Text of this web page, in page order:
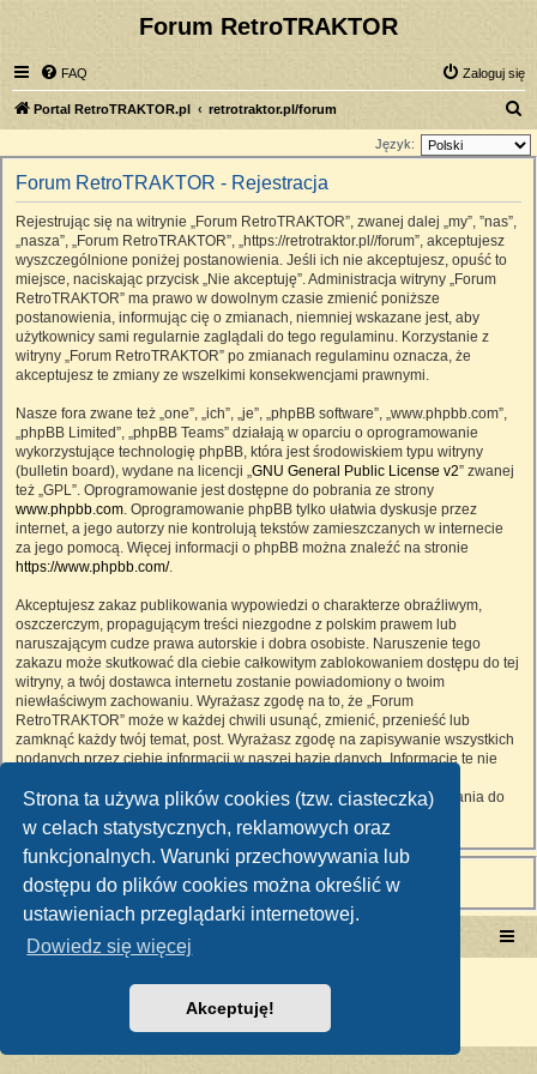
Strona ta używa plików cookies (tzw. ciasteczka)
w celach statystycznych, reklamowych oraz
funkcjonalnych. Warunki przechowywania lub
dostępu do plików cookies można określić w
ustawieniach przeglądarki internetowej.
Dowiedz się więcej
Akceptuję!
Forum RetroTRAKTOR
FAQ Zaloguj się
Portal RetroTRAKTOR.pl retrotraktor.pl/forum
z
Język:
Forum RetroTRAKTOR - Rejestracja
Rejestrując się na witrynie „Forum RetroTRAKTOR”, zwanej dalej „my”, ”nas”,
„nasza”, „Forum RetroTRAKTOR”, „https://retrotraktor.pl//forum”, akceptujesz
wyszczególnione poniżej postanowienia. Jeśli ich nie akceptujesz, opuść to
miejsce, naciskając przycisk „Nie akceptuję”. Administracja witryny „Forum
RetroTRAKTOR” ma prawo w dowolnym czasie zmienić poniższe
postanowienia, informując cię o zmianach, niemniej wskazane jest, aby
użytkownicy sami regularnie zaglądali do tego regulaminu. Korzystanie z
witryny „Forum RetroTRAKTOR” po zmianach regulaminu oznacza, że
akceptujesz te zmiany ze wszelkimi konsekwencjami prawnymi.
Nasze fora zwane też „one”, „ich”, „je”, „phpBB software”, „www.phpbb.com”,
„phpBB Limited”, „phpBB Teams” działają w oparciu o oprogramowanie
wykorzystujące technologię phpBB, która jest środowiskiem typu witryny
(bulletin board), wydane na licencji „GNU General Public License v2” zwanej
też „GPL”. Oprogramowanie jest dostępne do pobrania ze strony
www.phpbb.com. Oprogramowanie phpBB tylko ułatwia dyskusje przez
internet, a jego autorzy nie kontrolują tekstów zamieszczanych w internecie
za jego pomocą. Więcej informacji o phpBB można znaleźć na stronie
https://www.phpbb.com/.
Akceptujesz zakaz publikowania wypowiedzi o charakterze obraźliwym,
oszczerczym, propagującym treści niezgodne z polskim prawem lub
naruszającym cudze prawa autorskie i dobra osobiste. Naruszenie tego
zakazu może skutkować dla ciebie całkowitym zablokowaniem dostępu do tej
witryny, a twój dostawca internetu zostanie powiadomiony o twoim
niewłaściwym zachowaniu. Wyrażasz zgodę na to, że „Forum
RetroTRAKTOR” może w każdej chwili usunąć, zmienić, przenieść lub
zamknąć każdy twój temat, post. Wyrażasz zgodę na zapisywanie wszystkich
podanych przez ciebie informacji w naszej bazie danych. Informacje te nie
RetroTRAKTOR”, ani phpBB nie ponosi odpowiedzialności za włamania do
witryny, podczas których może dojść do kradzieży danych.
Portal RetroTRAKTOR.pl
Polski pakiet językowy dostarcza